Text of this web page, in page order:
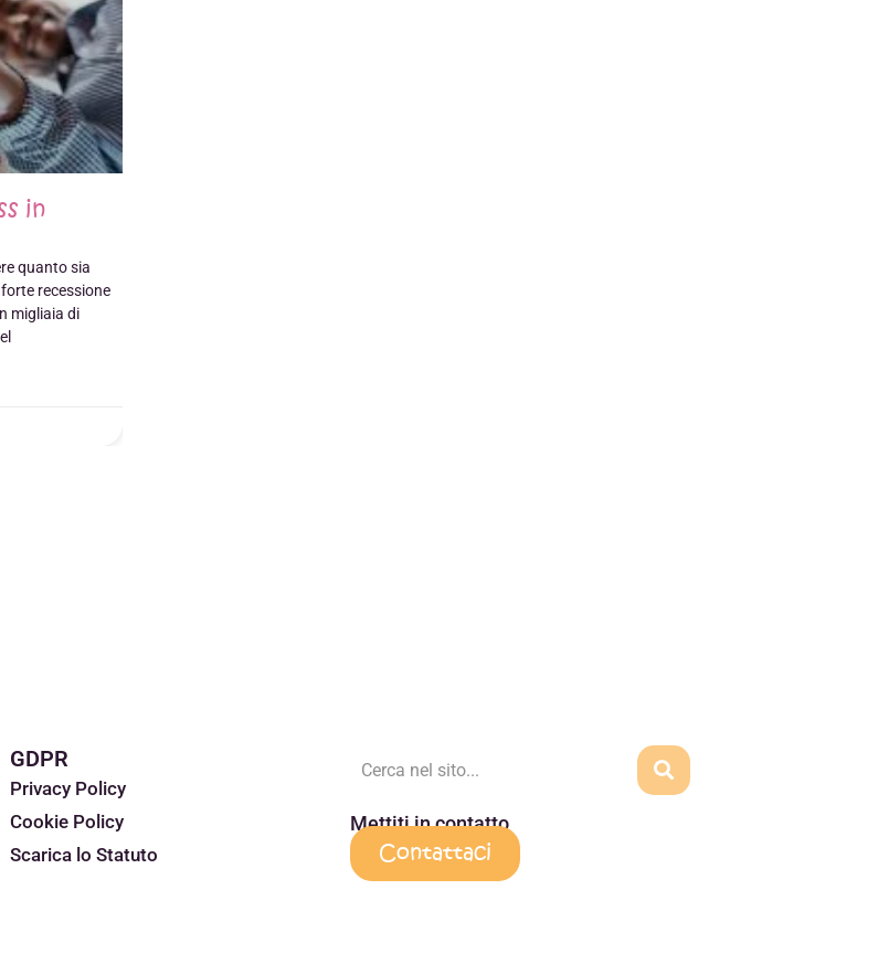
in
quanto sia
recessione
migliaia di
GDPR
Privacy Policy
Cookie Policy
Scarica lo Statuto
Mettiti in contatto
Contattaci